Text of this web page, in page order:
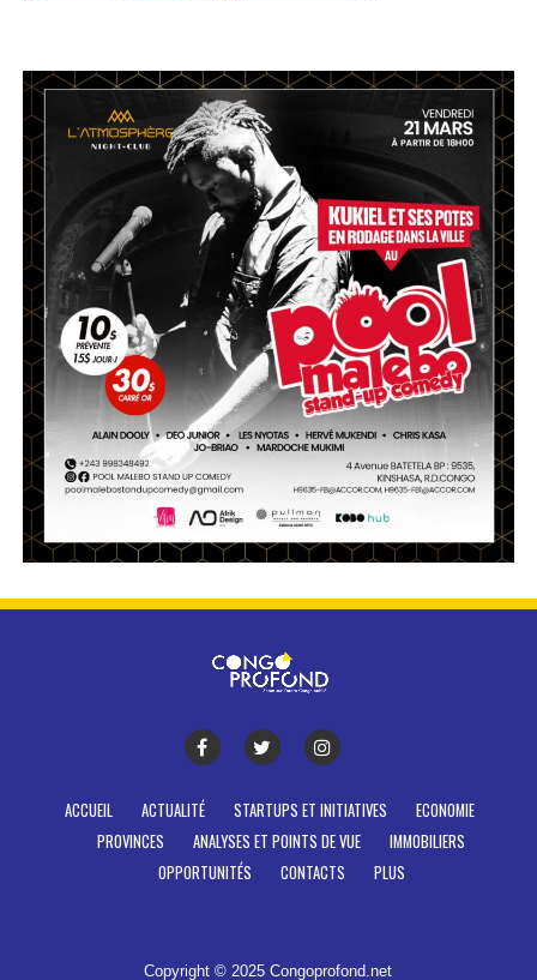
ACCUEIL ACTUALITÉ STARTUPS ET INITIATIVES
ECONOMIE
PROVINCES
ANALYSES ET POINTS DE VUE
IMMOBILIERS
OPPORTUNITÉS
CONTACTS PLUS
Copyright © 2025 Congoprofond.net